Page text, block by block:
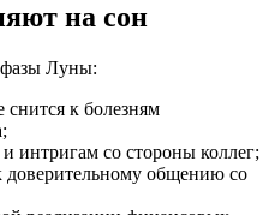
на сон
фазы Луны:
к болезням
интригам со стороны коллег;
общению со